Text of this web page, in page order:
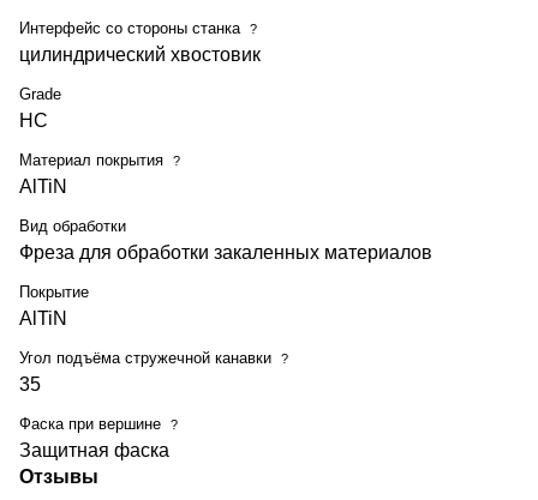
Интерфейс со стороны станка ?
цилиндрический хвостовик
Grade
HC
Материал покрытия ?
AlTiN
Вид обработки
Фреза для обработки закаленных материалов
Покрытие
AlTiN
Угол подъёма стружечной канавки ?
35
Фаска при вершине ?
Защитная фаска
Отзывы